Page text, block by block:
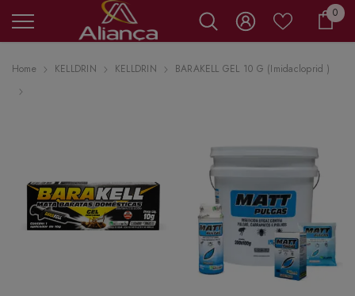
00
Home KELLDRIN KELLDRIN BARAKELL GEL 10 G (Imidacloprid )